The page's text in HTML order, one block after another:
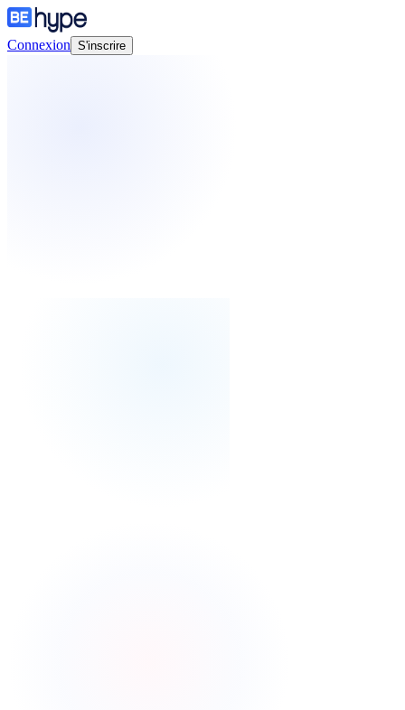
Connexion S'inscrire